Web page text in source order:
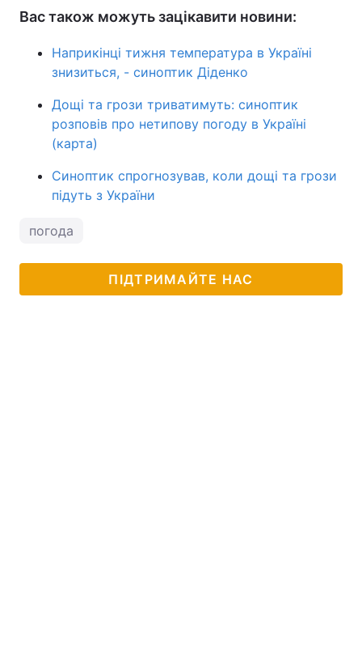
Вас також можуть зацікавити новини:
Наприкінці тижня температура в Україні
знизиться, - синоптик Діденко
Дощі та грози триватимуть: синоптик
розповів про нетипову погоду в Україні
(карта)
Синоптик спрогнозував, коли дощі та грози
підуть з України
погода
ПІДТРИМАЙТЕ НАС